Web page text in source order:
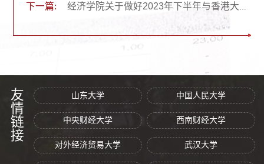
下一篇: 经济学院关于做好2023年下半年与香港大学、香港岭南大学联合培养研究生工作的通知
友情链接 山东大学 中国人民大学
中央财经大学 西南财经大学
对外经济贸易大学 武汉大学